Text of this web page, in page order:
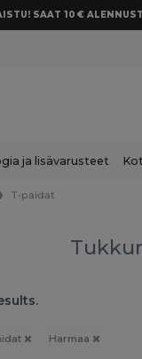
SAAT 10 €
ja lisävarusteet
T-paidat
Harmaa